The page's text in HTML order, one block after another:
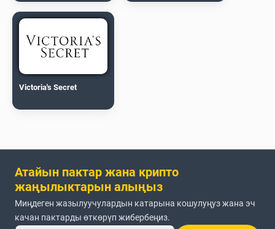
Victoria's Secret
Атайын пактар жана крипто
жаңылыктарын алыңыз
Миңдеген жазылуучулардын катарына кошулуңуз жана эч
качан пактарды өткөрүп жибербеңиз.